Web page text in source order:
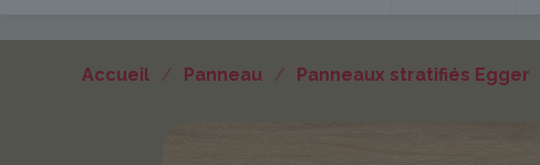
Accueil / Panneau / Panneaux stratifiés Egger